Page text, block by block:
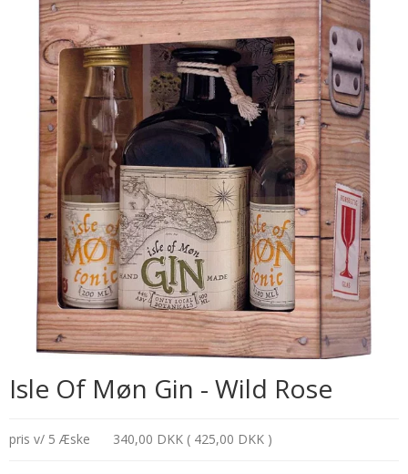
Isle Of Møn Gin - Wild Rose
pris v/ 5 Æske 340,00 DKK ( 425,00 DKK )